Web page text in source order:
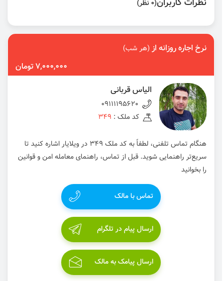
نظرات کاربران(0 نظر)
نرخ اجاره روزانه از(هر شب)
7,000,000 تومان
الیاس قربانی
09111195620
کد ملک : 349
هنگام تماس تلفنی، لطفاً به کد ملک 349 در ویلایار اشاره کنید تا
سریع‌تر راهنمایی شوید. قبل از تماس، راهنمای معامله امن و قوانین
را بخوانید
تماس با مالک
ارسال پیام در تلگرام
ارسال پیامک به مالک